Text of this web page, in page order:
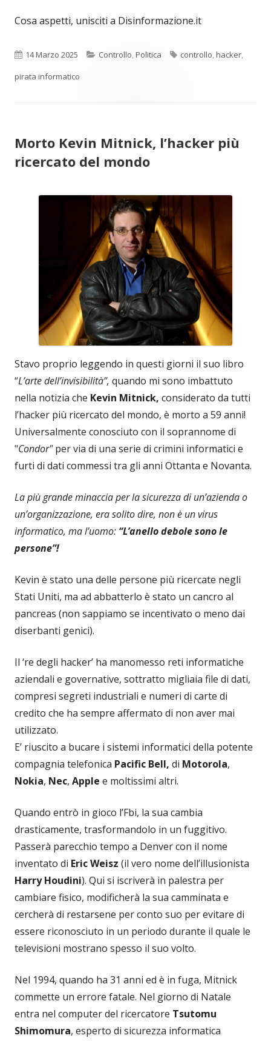
Cosa aspetti, unisciti a Disinformazione.it
Pubblicato
14 Marzo 2025 Categorie
Controllo,Politica Tag
controllo,hacker,
pirata informatico
Morto Kevin Mitnick, l’hacker più
ricercato del mondo
Stavo proprio leggendo in questi giorni il suo libro
“L’arte dell’invisibilità”, quando mi sono imbattuto
nella notizia che Kevin Mitnick, considerato da tutti
l’hacker più ricercato del mondo, è morto a 59 anni!
Universalmente conosciuto con il soprannome di
"Condor"per via di una serie di crimini informatici e
furti di dati commessi tra gli anni Ottanta e Novanta.
La più grande minaccia per la sicurezza di un’azienda o
un’organizzazione, era solito dire, non è un virus
informatico, ma l’uomo: “L’anello debole sono le
persone”!
Kevin è stato una delle persone più ricercate negli
Stati Uniti, ma ad abbatterlo è stato un cancro al
pancreas (non sappiamo se incentivato o meno dai
diserbanti genici).
Il ‘re degli hacker’ ha manomesso reti informatiche
aziendali e governative, sottratto migliaia file di dati,
compresi segreti industriali e numeri di carte di
credito che ha sempre affermato di non aver mai
utilizzato.
E’ riuscito a bucare i sistemi informatici della potente
compagnia telefonica Pacific Bell, di Motorola,
Nokia, Nec, Apple e moltissimi altri.
Quando entrò in gioco l’Fbi, la sua cambia
drasticamente, trasformandolo in un fuggitivo.
Passerà parecchio tempo a Denver con il nome
inventato di Eric Weisz (il vero nome dell’illusionista
Harry Houdini). Qui si iscriverà in palestra per
cambiare fisico, modificherà la sua camminata e
cercherà di restarsene per conto suo per evitare di
essere riconosciuto in un periodo durante il quale le
televisioni mostrano spesso il suo volto.
Nel 1994, quando ha 31 anni ed è in fuga, Mitnick
commette un errore fatale. Nel giorno di Natale
entra nel computer del ricercatore Tsutomu
Shimomura, esperto di sicurezza informatica